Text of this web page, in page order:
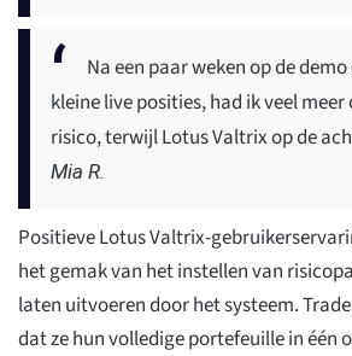
Na een paar weken op de
kleine live posities, had ik veel
risico, terwijl Lotus Valtrix op de
Mia R.
Positieve Lotus Valtrix-
het gemak van het instellen van
laten uitvoeren door het systeem.
dat ze hun volledige portefeuille in één